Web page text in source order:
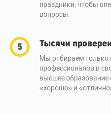
праздники, чтобы
вопросы.
Тысячи
Мы отбираем только
профессионалов в
высшее образование
«хорошо» и